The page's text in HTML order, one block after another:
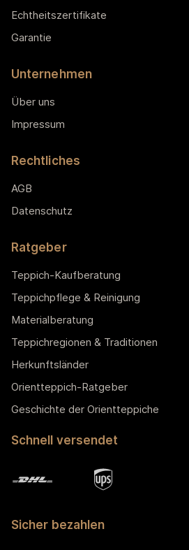
Echtheitszertifikate
Garantie
Unternehmen
Über uns
Impressum
Rechtliches
AGB
Datenschutz
Ratgeber
Teppich-Kaufberatung
Teppichpflege & Reinigung
Materialberatung
Teppichregionen & Traditionen
Herkunftsländer
Orientteppich-Ratgeber
Geschichte der Orientteppiche
Schnell versendet
Sicher bezahlen